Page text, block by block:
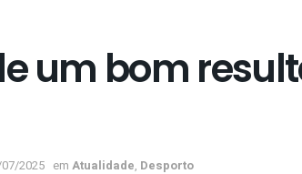
um bom
2025 em Atualidade, Desporto